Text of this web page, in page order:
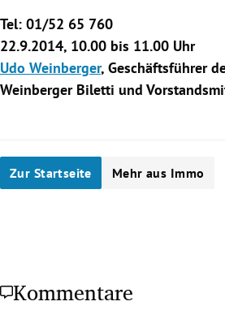
Tel: 01/52 65 760
22.9.2014, 10.00 bis 11.00 Uhr
Udo Weinberger, Geschäftsführer
Weinberger Biletti und
Zur Startseite Mehr aus Immo
Kommentare